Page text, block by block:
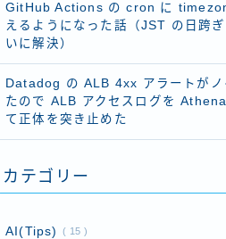
GitHub Actions の cron に
えるようになった話（JST の日跨
いに解決）
Datadog の ALB 4xx アラートがノ
たので ALB アクセスログを
て正体を突き止めた
カテゴリー
AI(Tips) 15